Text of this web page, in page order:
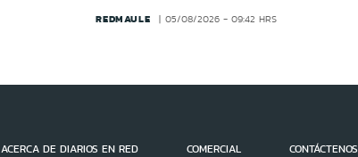
REDMAULE 05/08/2026 - 09:42 HRS
ACERCA DE DIARIOS EN RED COMERCIAL CONTÁCTENOS